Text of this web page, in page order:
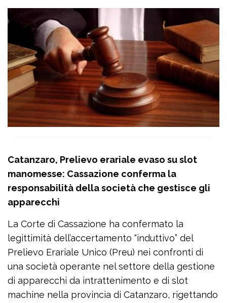
Catanzaro, Prelievo erariale evaso su slot
manomesse: Cassazione conferma la
responsabilità della società che gestisce gli
apparecchi
La Corte di Cassazione ha confermato la
legittimità dell’accertamento “induttivo” del
Prelievo Erariale Unico (Preu) nei confronti di
una società operante nel settore della gestione
di apparecchi da intrattenimento e di slot
machine nella provincia di Catanzaro, rigettando